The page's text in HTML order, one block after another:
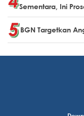
Sementara, Ini
BGN Targetkan